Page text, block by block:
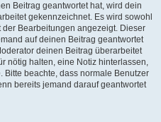
Beitrag geantwortet hat, wird dein
gekennzeichnet. Es wird sowohl
Bearbeitungen angezeigt. Dieser
auf deinen Beitrag geantwortet
deinen Beitrag überarbeitet
nötig halten, eine Notiz hinterlassen,
beachte, dass normale Benutzer
bereits jemand darauf geantwortet